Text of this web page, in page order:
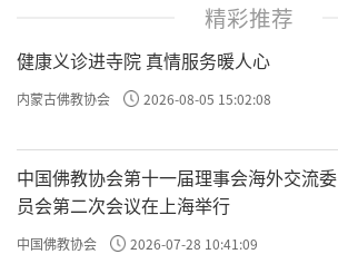
精彩推荐
健康义诊进寺院 真情服务暖人心
内蒙古佛教协会 2026-08-05 15:02:08
中国佛教协会第十一届理事会海外交流委
员会第二次会议在上海举行
中国佛教协会 2026-07-28 10:41:09